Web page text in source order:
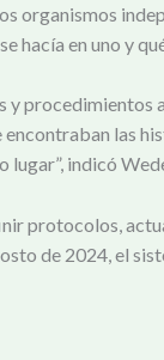
organismos
en uno y
procedimientos
lugar”, indicó
protocolos,
de 2024, el